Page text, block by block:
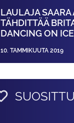
LAULAJA SAARA
TÄHDITTÄÄ
DANCING ON
10. TAMMIKUUTA 2019